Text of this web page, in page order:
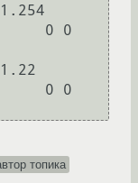
0 0
0 0
топика